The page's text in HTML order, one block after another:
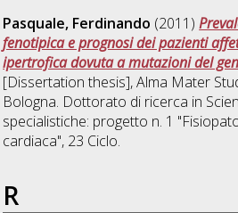
Pasquale, Ferdinando (2011)
fenotipica e prognosi dei pazienti
ipertrofica dovuta a mutazioni del
[Dissertation thesis], Alma Mater
Bologna. Dottorato di ricerca in
specialistiche: progetto n. 1
cardiaca", 23 Ciclo.
R